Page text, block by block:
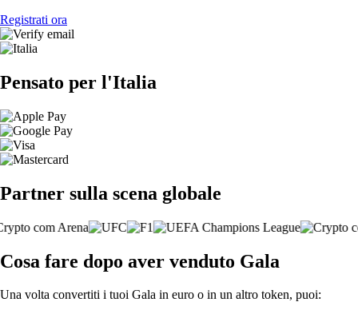
Registrati ora
Pensato per l'Italia
Partner sulla scena globale
Cosa fare dopo aver venduto Gala
Una volta convertiti i tuoi Gala in euro o in un altro token, puoi: